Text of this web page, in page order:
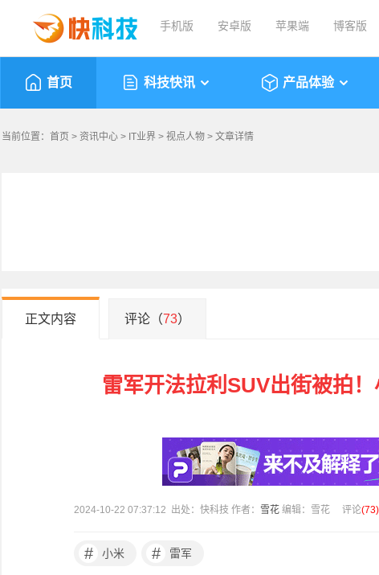
手机版 安卓版 苹果端 博客版
首页 科技快讯 产品体验
当前位置： 首页 > 资讯中心 > IT业界 > 视点人物 > 文章详情
正文内容 评论（73）
雷军开法拉利SUV出街被拍
2024-10-22 07:37:12 出处：快科技 作者： 雪花 编辑：雪花 评论(73)
# 小米 # 雷军